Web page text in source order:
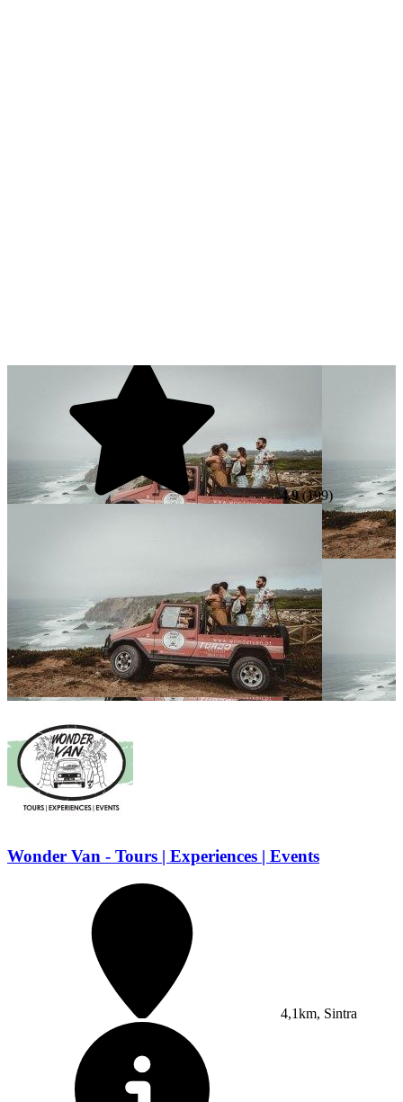
4.9(199)
Wonder Van - Tours | Experiences | Events
4,1km, Sintra